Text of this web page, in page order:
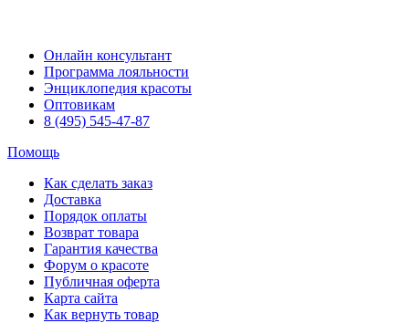
Онлайн консультант
Программа лояльности
Энциклопедия красоты
Оптовикам
8 (495) 545-47-87
Помощь
Как сделать заказ
Доставка
Порядок оплаты
Возврат товара
Гарантия качества
Форум о красоте
Публичная оферта
Карта сайта
Как вернуть товар